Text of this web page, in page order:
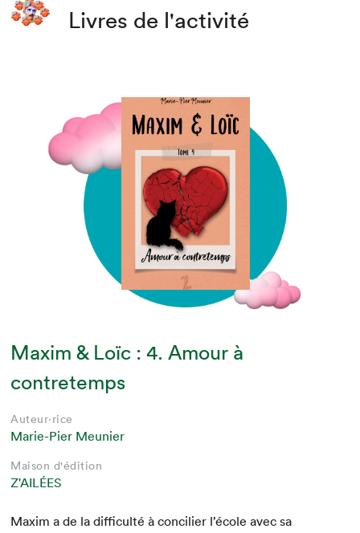
Livres de l'activité
Maxim & Loïc : 4. Amour à
contretemps
Auteur·rice
Marie-Pier Meunier
Maison d'édition
Z'AILÉES
Max­im a de la dif­fi­culté à con­cili­er l’école avec sa